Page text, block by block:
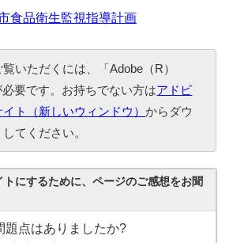
食品衛生監視指導計画
いただくには、「Adobe（R）
要です。お持ちでない方はアドビ
ト（新しいウィンドウ）からダウ
てください。
トにするために、ページのご感想をお聞
題点はありましたか?